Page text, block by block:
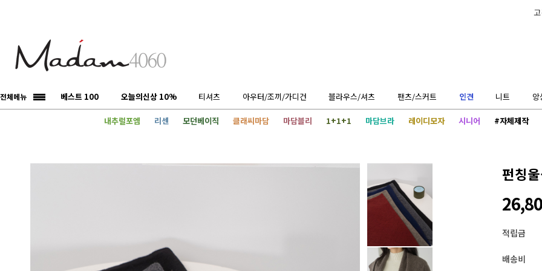
전체메뉴 베스트 100 오늘의신상 10% 티셔츠 아우터/조끼/가디건 블라우스/셔츠 팬츠/스커트 인견 니트
내추럴포엠 리센 모던베이직 클래씨마담 마담블리 1+1+1 마담브라 레이디모자 시니어 #자체제작
펀칭
적립금
배송비